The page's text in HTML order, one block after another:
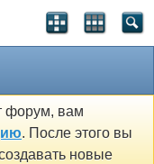
форум, вам
. После этого вы
новые